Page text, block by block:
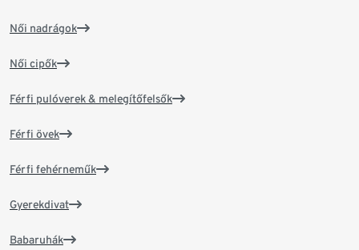
Női nadrágok
Női cipők
Férfi pulóverek & melegítőfelsők
Férfi övek
Férfi fehérneműk
Gyerekdivat
Babaruhák